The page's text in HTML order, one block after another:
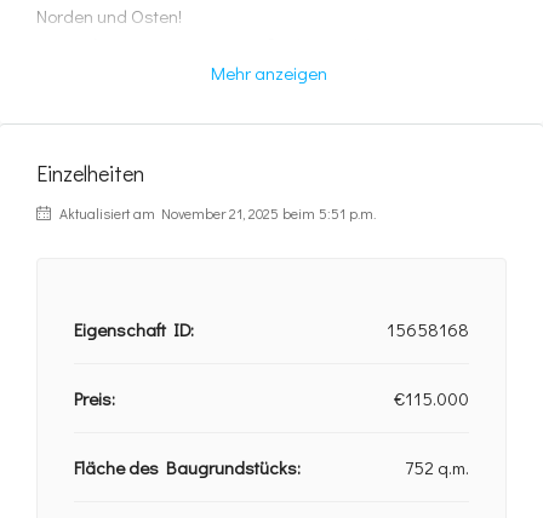
Norden und Osten!
Entfernung zum nächsten Strand 15 km.
Für weitere Informationen wenden Sie sich bitte an unser
Mehr anzeigen
Einzelheiten
Aktualisiert am November 21, 2025 beim 5:51 p.m.
Eigenschaft ID: 15658168
Preis: €115.000
Fläche des Baugrundstücks: 752 q.m.